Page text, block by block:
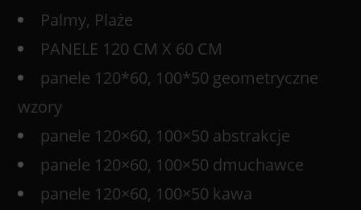
Palmy, Plaże
PANELE 120 CM X 60 CM
panele 120*60, 100*50 geometryczne
wzory
panele 120×60, 100×50 abstrakcje
panele 120×60, 100×50 dmuchawce
panele 120×60, 100×50 kawa